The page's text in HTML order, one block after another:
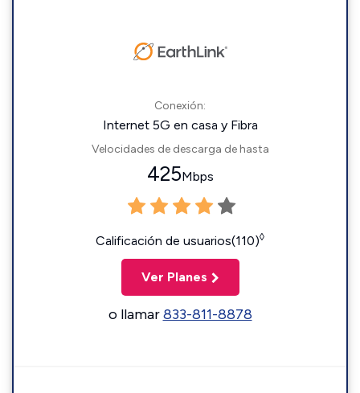
Conexión:
Internet 5G en casa y Fibra
Velocidades de descarga de hasta
425Mbps
Calificación de usuarios(110)◊
Ver Planes
o llamar833-811-8878